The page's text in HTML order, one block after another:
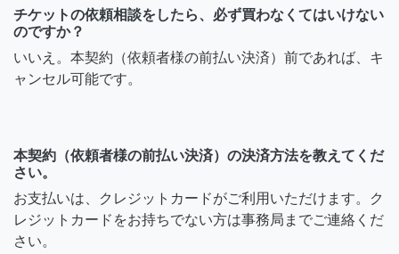
チケットの依頼相談をしたら、必ず買わなくてはいけない
のですか？
いいえ。本契約（依頼者様の前払い決済）前であれば、キ
ャンセル可能です。
本契約（依頼者様の前払い決済）の決済方法を教えてくだ
さい。
お支払いは、クレジットカードがご利用いただけます。ク
レジットカードをお持ちでない方は事務局までご連絡くだ
さい。